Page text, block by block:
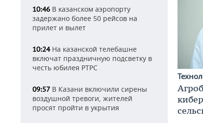
10:46 В казанском аэропорту
задержано более 50 рейсов на
прилет и вылет
10:24На казанской телебашне
включат праздничную подсветку в
честь юбилея РТРС
09:57 В Казани включили сирены
воздушной тревоги, жителей
просят пройти в укрытия